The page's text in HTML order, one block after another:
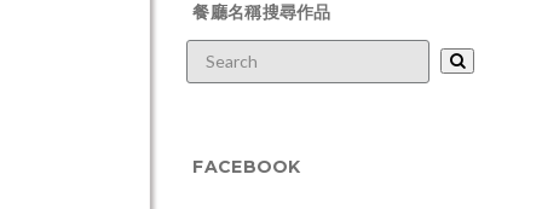
餐廳名稱搜尋作品
FACEBOOK